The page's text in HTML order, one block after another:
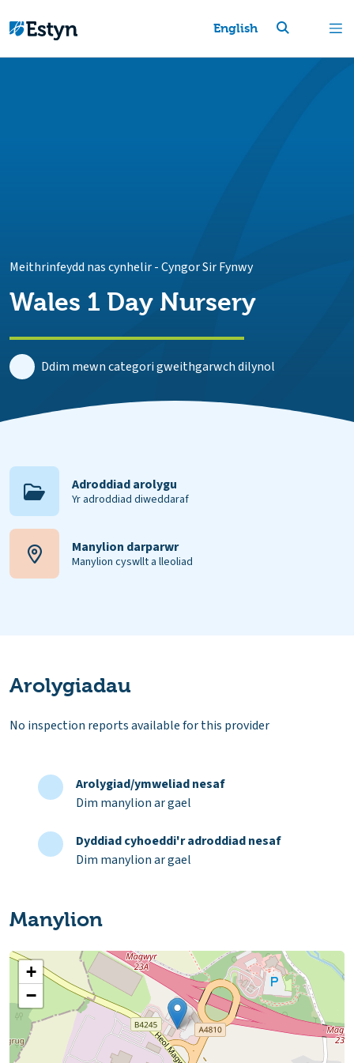
English
Meithrinfeydd nas cynhelir-Cyngor Sir Fynwy
Wales 1 Day Nursery
Ddim mewn categori gweithgarwch dilynol
Adroddiad arolygu
Yr adroddiad diweddaraf
Manylion darparwr
Manylion cyswllt a lleoliad
Arolygiadau
No inspection reports available for this provider
Arolygiad/ymweliad nesaf
Dim manylion ar gael
Dyddiad cyhoeddi'r adroddiad nesaf
Dim manylion ar gael
Manylion
+
−